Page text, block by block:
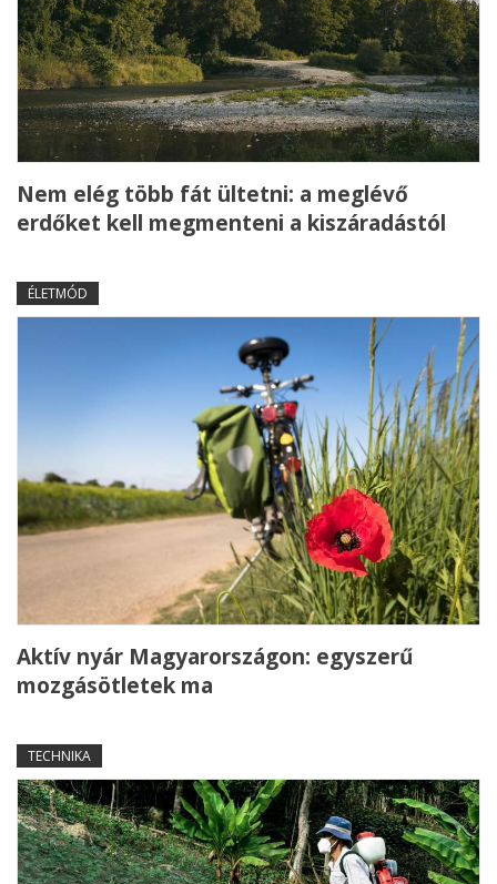
Nem elég több fát ültetni: a meglévő
erdőket kell megmenteni a kiszáradástól
ÉLETMÓD
Aktív nyár Magyarországon: egyszerű
mozgásötletek ma
TECHNIKA